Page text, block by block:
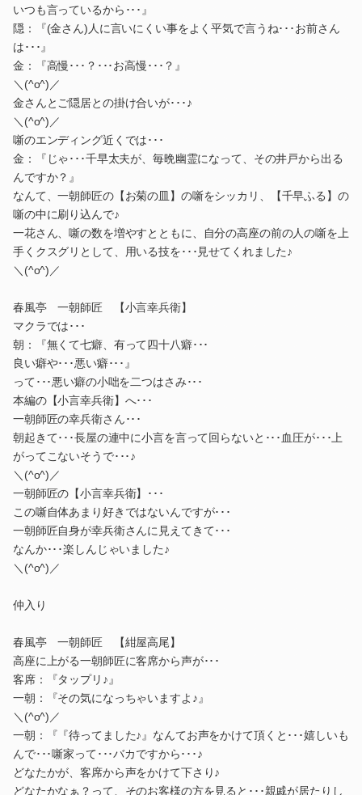
いつも言っているから･･･』
隠：『(金さん)人に言いにくい事をよく平気で言うね･･･お前さん
は･･･』
金：『高慢･･･？･･･お高慢･･･？』
＼(^o^)／
金さんとご隠居との掛け合いが･･･♪
＼(^o^)／
噺のエンディング近くでは･･･
金：『じゃ･･･千早太夫が、毎晩幽霊になって、その井戸から出る
んですか？』
なんて、一朝師匠の【お菊の皿】の噺をシッカリ、【千早ふる】の
噺の中に刷り込んで♪
一花さん、噺の数を増やすとともに、自分の高座の前の人の噺を上
手くクスグリとして、用いる技を･･･見せてくれました♪
＼(^o^)／
春風亭 一朝師匠 【小言幸兵衛】
マクラでは･･･
朝：『無くて七癖、有って四十八癖･･･
良い癖や･･･悪い癖･･･』
って･･･悪い癖の小咄を二つはさみ･･･
本編の【小言幸兵衛】へ･･･
一朝師匠の幸兵衛さん･･･
朝起きて･･･長屋の連中に小言を言って回らないと･･･血圧が･･･上
がってこないそうで･･･♪
＼(^o^)／
一朝師匠の【小言幸兵衛】･･･
この噺自体あまり好きではないんですが･･･
一朝師匠自身が幸兵衛さんに見えてきて･･･
なんか･･･楽しんじゃいました♪
＼(^o^)／
仲入り
春風亭 一朝師匠 【紺屋高尾】
高座に上がる一朝師匠に客席から声が･･･
客席：『タップリ♪』
一朝：『その気になっちゃいますよ♪』
＼(^o^)／
一朝：『『待ってました♪』なんてお声をかけて頂くと･･･嬉しいも
んで･･･噺家って･･･バカですから･･･♪
どなたかが、客席から声をかけて下さり♪
どなたかなぁ？って、そのお客様の方を見ると･･･親戚が居たりし